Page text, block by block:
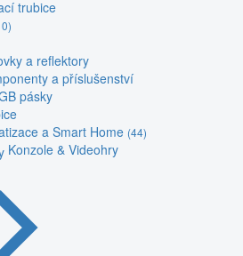
trubice
a reflektory
a příslušenství
pásky
a Smart Home (44)
Konzole & Videohry